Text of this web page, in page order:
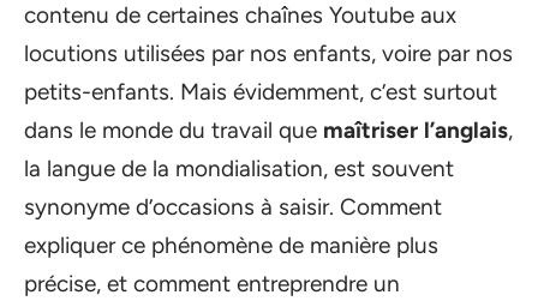
contenu de certaines chaînes Youtube aux
locutions utilisées par nos enfants, voire par nos
petits-enfants. Mais évidemment, c’est surtout
dans le monde du travail que maîtriser l’anglais,
la langue de la mondialisation, est souvent
synonyme d’occasions à saisir. Comment
expliquer ce phénomène de manière plus
précise, et comment entreprendre un